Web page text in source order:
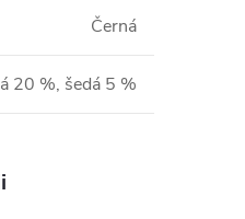
Černá
20 %, šedá 5 %